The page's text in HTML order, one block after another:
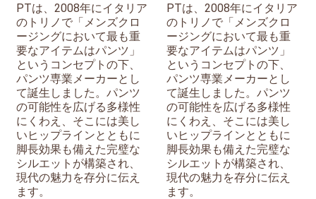
PTは、2008年にイタリア
のトリノで「メンズクロ
ージングにおいて最も重
要なアイテムはパンツ」
というコンセプトの下、
パンツ専業メーカーとし
て誕生しました。パンツ
の可能性を広げる多様性
にくわえ、そこには美し
いヒップラインとともに
脚長効果も備えた完璧な
シルエットが構築され、
現代の魅力を存分に伝え
ます。
PTは、2008年にイタリア
のトリノで「メンズクロ
ージングにおいて最も重
要なアイテムはパンツ」
というコンセプトの下、
パンツ専業メーカーとし
て誕生しました。パンツ
の可能性を広げる多様性
にくわえ、そこには美し
いヒップラインとともに
脚長効果も備えた完璧な
シルエットが構築され、
現代の魅力を存分に伝え
ます。